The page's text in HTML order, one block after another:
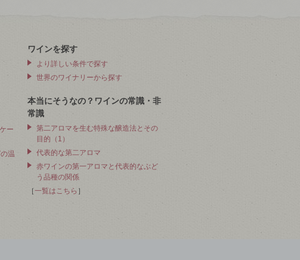
ー
温
ワインを探す
より詳しい条件で探す
世界のワイナリーから探す
本当にそうなの？ワインの常識・非
常識
第二アロマを生む特殊な醸造法とその
目的（1）
代表的な第二アロマ
赤ワインの第一アロマと代表的なぶど
う品種の関係
［一覧はこちら ］